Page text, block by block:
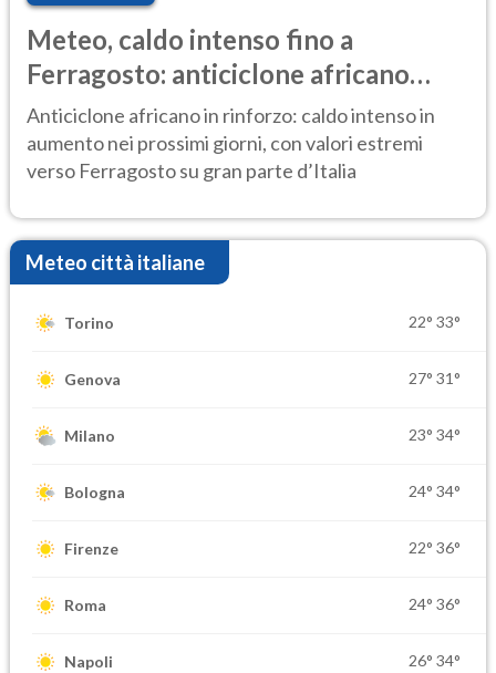
Meteo, caldo intenso fino a
Ferragosto: anticiclone africano
ancora protagonista
Anticiclone africano in rinforzo: caldo intenso in
aumento nei prossimi giorni, con valori estremi
verso Ferragosto su gran parte d’Italia
Meteo città italiane
Torino 22° 33°
Genova 27° 31°
Milano 23° 34°
Bologna 24° 34°
Firenze 22° 36°
Roma 24° 36°
Napoli 26° 34°